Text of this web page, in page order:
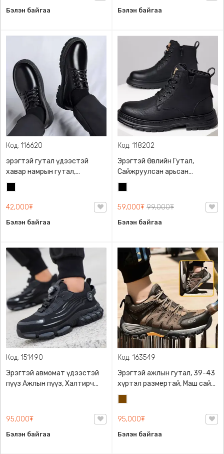
Бэлэн байгаа Бэлэн байгаа
Код: 116620
эрэгтэй гутал үдээстэй
хавар намрын гутал,
байгалийн гаралтай зөөлөн
арьсан материалтай. , хөлд
эвтэйхэн, гялалзсан зөөлөн
42,000₮
Бэлэн байгаа
Код: 118202
Эрэгтэй Өвлийн Гутал,
Сайжруулсан арьсан
материалтай, Үслэг
дотортой, маш дулаахан
гутал
59,000₮ 99,000₮
Бэлэн байгаа
Код: 151490
Эрэгтэй авмомат үдээстэй
пүүз Ажлын пүүз, Халтирч
95,000₮
Бэлэн байгаа
Код: 163549
Эрэгтэй ажлын гутал, 39-43
хүртэл размертай, Маш сайн
чанарын микрофибр арьс
болон чийг татахгүй
амьсгалдаг торон
95,000₮
Бэлэн байгаа